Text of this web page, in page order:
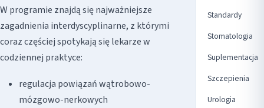
W programie znajdą się najważniejsze
zagadnienia interdyscyplinarne, z którymi
coraz częściej spotykają się lekarze w
codziennej praktyce:
regulacja powiązań wątrobowo-
mózgowo-nerkowych
Standardy
Stomatologia
Suplementacja
Szczepienia
Urologia